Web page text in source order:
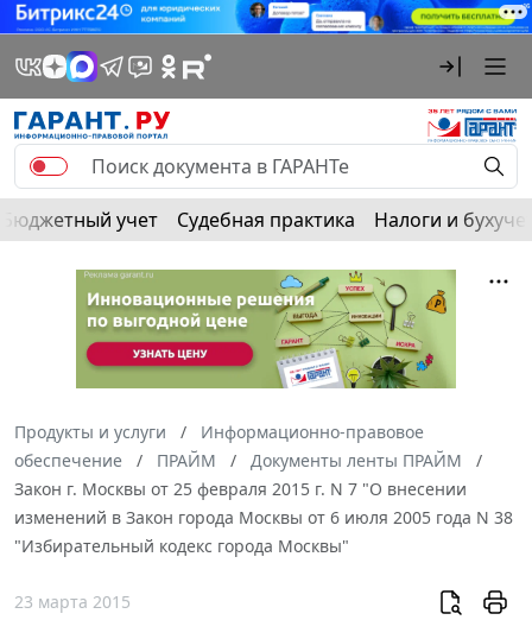
Бюджетный учет Судебная практика Налоги и
Продукты и услуги
Информационно-правовое
обеспечение
ПРАЙМ
Документы ленты ПРАЙМ
Закон г. Москвы от 25 февраля 2015 г. N 7 "О внесении
изменений в Закон города Москвы от 6 июля 2005 года N 38
"Избирательный кодекс города Москвы"
23 марта 2015